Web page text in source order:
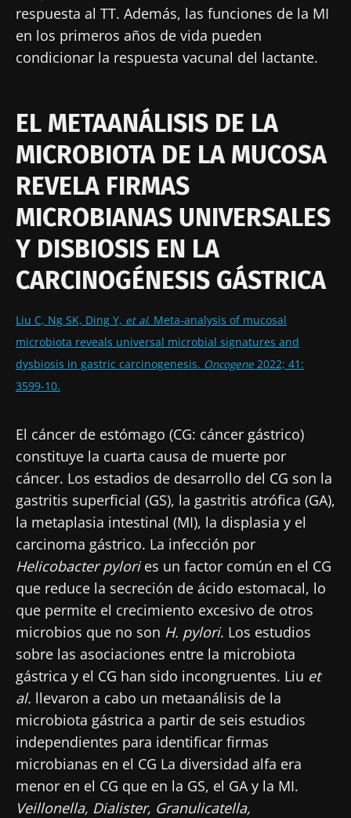
respuesta al TT. Además, las funciones de la MI
en los primeros años de vida pueden
condicionar la respuesta vacunal del lactante.
EL METAANÁLISIS DE LA
MICROBIOTA DE LA MUCOSA
REVELA FIRMAS
MICROBIANAS UNIVERSALES
Y DISBIOSIS EN LA
CARCINOGÉNESIS GÁSTRICA
Liu C, Ng SK, Ding Y, et al. Meta-analysis of mucosal
microbiota reveals universal microbial signatures and
dysbiosis in gastric carcinogenesis. Oncogene 2022; 41:
3599-10.
El cáncer de estómago (CG: cáncer gástrico)
constituye la cuarta causa de muerte por
cáncer. Los estadios de desarrollo del CG son la
gastritis superficial (GS), la gastritis atrófica (GA),
la metaplasia intestinal (MI), la displasia y el
carcinoma gástrico. La infección por
Helicobacter pylories un factor común en el CG
que reduce la secreción de ácido estomacal, lo
que permite el crecimiento excesivo de otros
microbios que no son H. pylori. Los estudios
sobre las asociaciones entre la microbiota
gástrica y el CG han sido incongruentes. Liu et
al. llevaron a cabo un metaanálisis de la
microbiota gástrica a partir de seis estudios
independientes para identificar firmas
microbianas en el CG La diversidad alfa era
menor en el CG que en la GS, el GA y la MI.
Veillonella, Dialister, Granulicatella,
Redirección
Está a punto de ser redirigido y de dejar
Ser redirigido
Quedarse en el sitio web del Biocodex Microbiota
Institute
Mantenerse informado
Únase a la comunidad de la microbiota para
profesionales sanitarios y reciba el
le permitirá mantenerse informado sobre la
microbiota.
Me gustaría registrarme para recibir más
noticias de Biocodex
He leído y acepto lascondiciones generales
de uso y lapolítica de protección de datos
Biocodex Microbiota Institute
* Campo obligatorio
BMI 20-35
¡No se vaya tan rápido!
profesionales sanitarios y reciba el
"Microbiota Digest" y el "HCP Magazine" que
le permitirá mantenerse informado sobre la
microbiota.
noticias de Biocodex
He leído y acepto lascondiciones generales
de uso y la
* Campo obligatorio
BMI 20-35
Descubrir
23/07/2026
Influencia
de la
microbiota
en la salud
reproductiva
Leer el
artículo
16/07/2026
Microbiota
intratumoral:
¿un indicador
pronóstico
independiente
en el cáncer
colorrectal?
Leer el
artículo
10/07/
Una
intestinal
músculos
Leer el
artículo